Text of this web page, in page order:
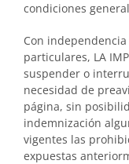
condiciones
Con
particulares, LA
suspender o
necesidad de
página, sin
indemnización
vigentes las
expuestas